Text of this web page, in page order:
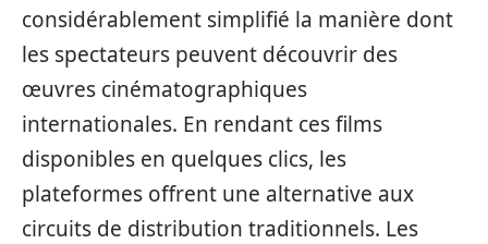
considérablement simplifié la manière dont
les spectateurs peuvent découvrir des
œuvres cinématographiques
internationales. En rendant ces films
disponibles en quelques clics, les
plateformes offrent une alternative aux
circuits de distribution traditionnels. Les